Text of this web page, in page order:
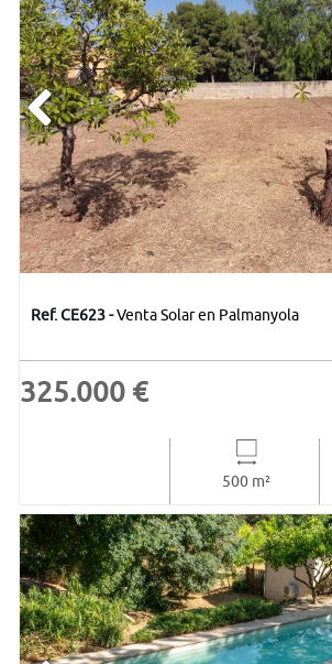
Ref. CE623 -Venta Solar en Palmanyola
500 m²
325.000 €